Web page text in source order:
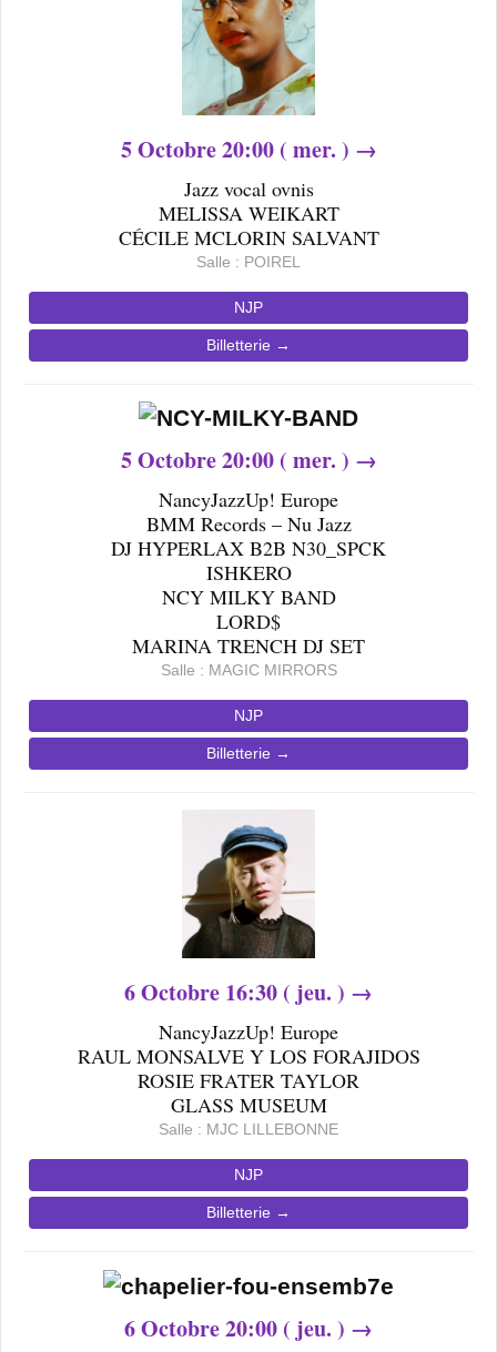
5Octobre20:00 ( mer. ) →
Jazz vocal ovnis
MELISSA WEIKART
CÉCILE MCLORIN SALVANT
Salle : POIREL
NJP
Billetterie →
5Octobre20:00 ( mer. ) →
NancyJazzUp! Europe
BMM Records – Nu Jazz
DJ HYPERLAX B2B N30_SPCK
ISHKERO
NCY MILKY BAND
LORD$
MARINA TRENCH DJ SET
Salle : MAGIC MIRRORS
NJP
Billetterie →
6Octobre 16:30 ( jeu. ) →
NancyJazzUp! Europe
RAUL MONSALVE Y LOS FORAJIDOS
ROSIE FRATER TAYLOR
GLASS MUSEUM
Salle : MJC LILLEBONNE
NJP
Billetterie →
6Octobre 20:00 ( jeu. ) →